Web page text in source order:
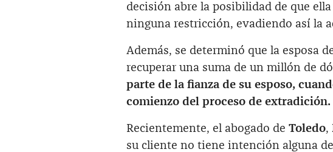
decisión abre la posibilidad de que
ninguna restricción, evadiendo así la
Además, se determinó que la esposa
recuperar una suma de un millón de
parte de la fianza de su esposo,
comienzo del proceso de extradición.
Recientemente, el abogado de Toledo,
su cliente no tiene intención alguna